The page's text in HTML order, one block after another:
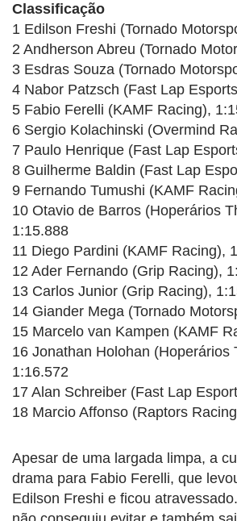
Classificação
1 Edilson Freshi (Tornado
2 Andherson Abreu (Tornado
3 Esdras Souza (Tornado
4 Nabor Patzsch (Fast Lap
5 Fabio Ferelli (KAMF Racing),
6 Sergio Kolachinski (Overmind
7 Paulo Henrique (Fast Lap
8 Guilherme Baldin (Fast Lap
9 Fernando Tumushi (KAMF
10 Otavio de Barros (Hoperários
1:15.888
11 Diego Pardini (KAMF Racing),
12 Ader Fernando (Grip Racing),
13 Carlos Junior (Grip Racing),
14 Giander Mega (Tornado
15 Marcelo van Kampen (KAMF
16 Jonathan Holohan (Hoperários
1:16.572
17 Alan Schreiber (Fast Lap
18 Marcio Affonso (Raptors
Apesar de uma largada limpa, a
drama para Fabio Ferelli, que
Edilson Freshi e ficou